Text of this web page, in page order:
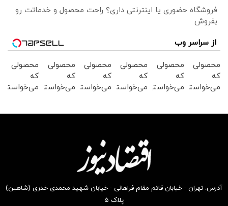
فروشگاه حضوری یا اینترنتی داری؟ راحت محصول و خدماتت رو
بفروش
از سراسر وب
محصولی
که
می‌خواستی
محصولی
که
می‌خواستی
محصولی
که
می‌خواستی
بخر !
محصولی
که
می‌خواستی
بخر !
محصولی
که
می‌خواستی
محصولی
که
می‌خواستی
آدرس: تهران - خیابان قائم مقام فراهانی - خیابان شهید محمدی خدری (شاهین)
پلاک ۵